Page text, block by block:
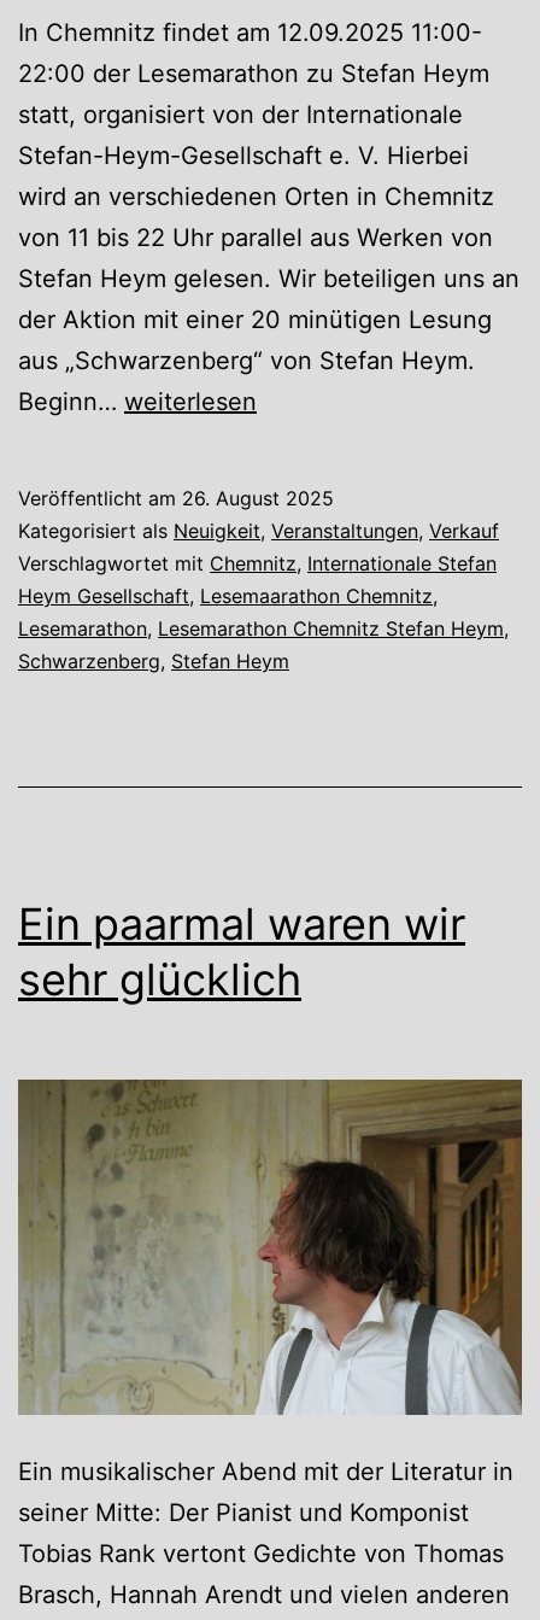
In Chemnitz findet am 12.09.2025 11:00-
22:00 der Lesemarathon zu Stefan Heym
statt, organisiert von der Internationale
Stefan-Heym-Gesellschaft e. V. Hierbei
wird an verschiedenen Orten in Chemnitz
von 11 bis 22 Uhr parallel aus Werken von
Stefan Heym gelesen. Wir beteiligen uns an
der Aktion mit einer 20 minütigen Lesung
aus „Schwarzenberg“ von Stefan Heym.
Beginn… Lesemarathon
weiterlesen
Veröffentlicht am 26. August 2025
Kategorisiert als Neuigkeit, Veranstaltungen, Verkauf
Verschlagwortet mit Chemnitz, Internationale Stefan
Heym Gesellschaft, Lesemaarathon Chemnitz,
Lesemarathon, Lesemarathon Chemnitz Stefan Heym,
Schwarzenberg, Stefan Heym
Ein paarmal waren wir
sehr glücklich
Ein musikalischer Abend mit der Literatur in
seiner Mitte: Der Pianist und Komponist
Tobias Rank vertont Gedichte von Thomas
Brasch, Hannah Arendt und vielen anderen